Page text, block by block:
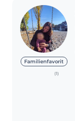
Familienfavorit
(1)